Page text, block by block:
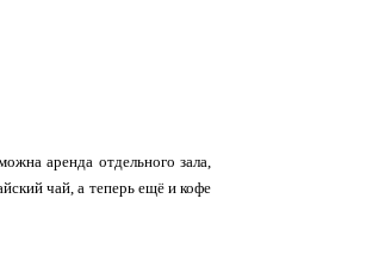
аренда отдельного зала,
чай, а теперь ещё и кофе